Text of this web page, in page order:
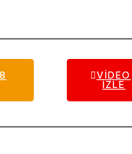
VIDEO
İZLE